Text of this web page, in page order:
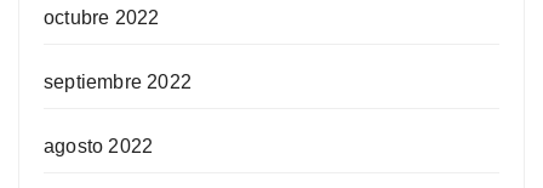
octubre 2022
septiembre 2022
agosto 2022